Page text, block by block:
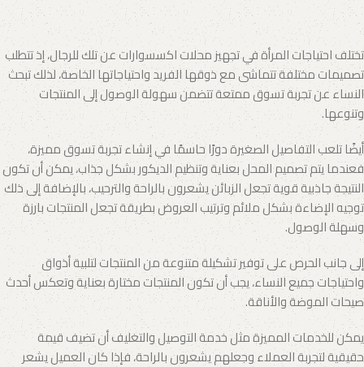
تختلف احتياجات المرأة في تجهيز محلات اكسسوارات عن تلك للرجال، إذ تتطلب
تصميمات مختلفة تتماشى مع ذوقها الفريد واحتياجاتها الخاصة، لذلك تبحث
النساء عن تجربة تسوق ممتعة تتضمن سهولة الوصول إلى المنتجات
وتنوعها.
أيضًا تلعب التفاصيل الصغيرة دورًا حاسمًا في إنشاء تجربة تسوق مميزة،
فعندما يتم تصميم المحل بعناية وتنظيم الديكور بشكل جذاب، يمكن أن تكون
النتيجة جاذبية قوية تجعل الزبائن يشعرون بالراحة والترحيب، بالإضافة إلى ذلك
توجيه الإضاءة بشكل ملائم وترتيب العروض بطريقة تجعل المنتجات بارزة
وسهلة الوصول.
إلى جانب الحرص على توفير تشكيلة متنوعة من المنتجات لتلبية أذواق
واحتياجات جميع النساء، يجب أن تكون المنتجات مختارة بعناية وتعكس أحدث
صيحات الموضة والأناقة.
يمكن للخدمات المميزة مثل خدمة التوصيل والتغليف أن تضيف قيمة
حقيقية لتجربة العملاء وجعلهم يشعرون بالراحة، فإذا كان العميل يشعر